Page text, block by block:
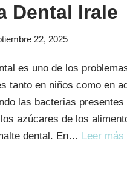
Dental Irale
22, 2025
es uno de los
tanto en niños como en
las bacterias presentes
azúcares de los
dental. En… Leer más